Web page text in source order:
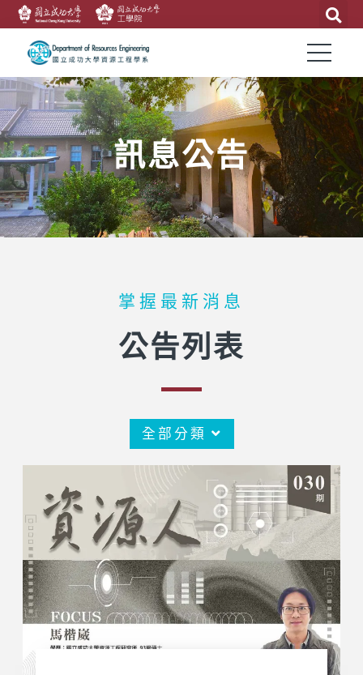
訊息公告
掌握最新消息
公告列表
全部分類